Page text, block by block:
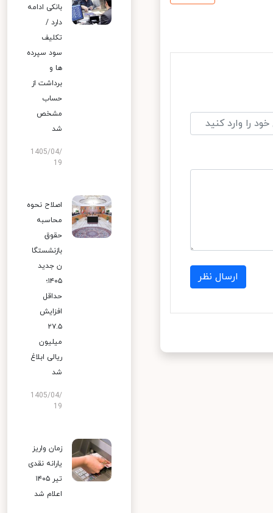
ارسال نظر
بانکی ادامه
دارد /
تکلیف
سود سپرده
ها و
برداشت از
حساب
مشخص
شد
1405/04/
19
اصلاح نحوه
محاسبه
حقوق
بازنشستگا
ن جدید
۱۴۰۵؛
حداقل
افزایش
۲۷.۵
میلیون
ریالی ابلاغ
شد
1405/04/
19
زمان واریز
یارانه نقدی
تیر ۱۴۰۵
اعلام شد